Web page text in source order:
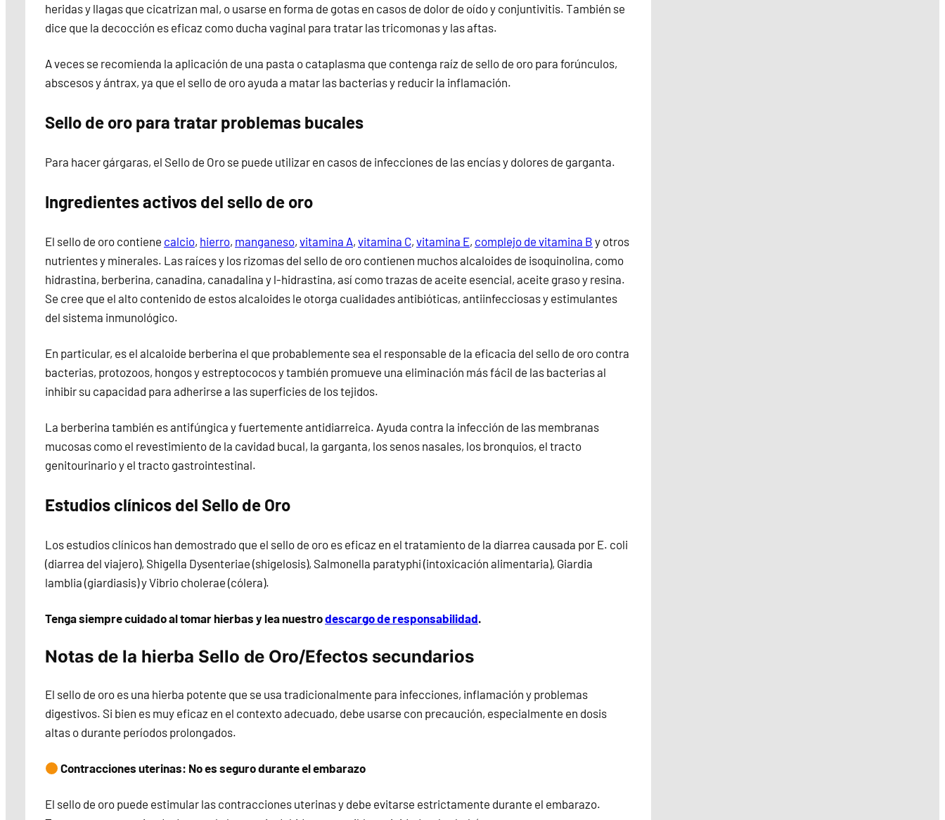
heridas y llagas que cicatrizan mal, o usarse en forma de gotas en casos de dolor de oído y conjuntivitis. También se
dice que la decocción es eficaz como ducha vaginal para tratar las tricomonas y las aftas.
A veces se recomienda la aplicación de una pasta o cataplasma que contenga raíz de sello de oro para forúnculos,
abscesos y ántrax, ya que el sello de oro ayuda a matar las bacterias y reducir la inflamación.
Sello de oro para tratar problemas bucales
Para hacer gárgaras, el Sello de Oro se puede utilizar en casos de infecciones de las encías y dolores de garganta.
Ingredientes activos del sello de oro
El sello de oro contiene calcio, hierro, manganeso, vitamina A, vitamina C, vitamina E, complejo de vitamina B y otros
nutrientes y minerales. Las raíces y los rizomas del sello de oro contienen muchos alcaloides de isoquinolina, como
hidrastina, berberina, canadina, canadalina y l-hidrastina, así como trazas de aceite esencial, aceite graso y resina.
Se cree que el alto contenido de estos alcaloides le otorga cualidades antibióticas, antiinfecciosas y estimulantes
del sistema inmunológico.
En particular, es el alcaloide berberina el que probablemente sea el responsable de la eficacia del sello de oro contra
bacterias, protozoos, hongos y estreptococos y también promueve una eliminación más fácil de las bacterias al
inhibir su capacidad para adherirse a las superficies de los tejidos.
La berberina también es antifúngica y fuertemente antidiarreica. Ayuda contra la infección de las membranas
mucosas como el revestimiento de la cavidad bucal, la garganta, los senos nasales, los bronquios, el tracto
genitourinario y el tracto gastrointestinal.
Estudios clínicos del Sello de Oro
Los estudios clínicos han demostrado que el sello de oro es eficaz en el tratamiento de la diarrea causada por E. coli
(diarrea del viajero), Shigella Dysenteriae (shigelosis), Salmonella paratyphi (intoxicación alimentaria), Giardia
lamblia (giardiasis) y Vibrio cholerae (cólera).
Tenga siempre cuidado al tomar hierbas y lea nuestrodescargo de responsabilidad.
Notas de la hierba Sello de Oro/Efectos secundarios
El sello de oro es una hierba potente que se usa tradicionalmente para infecciones, inflamación y problemas
digestivos. Si bien es muy eficaz en el contexto adecuado, debe usarse con precaución, especialmente en dosis
altas o durante períodos prolongados.
Contracciones uterinas: No es seguro durante el embarazo
El sello de oro puede estimular las contracciones uterinas y debe evitarse estrictamente durante el embarazo.